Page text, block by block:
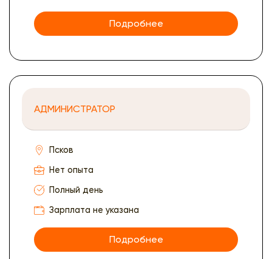
Подробнее
АДМИНИСТРАТОР
Псков
Нет опыта
Полный день
Зарплата не указана
Подробнее